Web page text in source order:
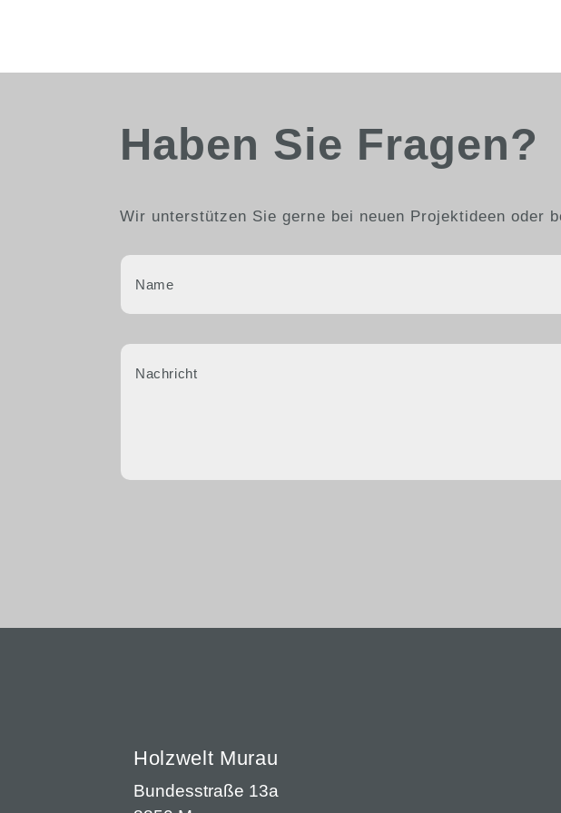
Haben Sie Fragen?
Wir unterstützen Sie gerne bei neuen Projektideen oder
Holzwelt Murau
Bundesstraße 13a